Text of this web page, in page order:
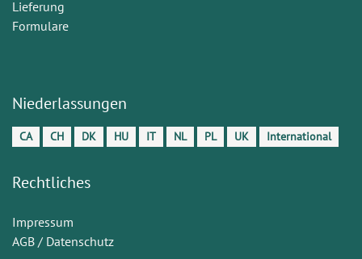
Lieferung
Formulare
Niederlassungen
CA CH DK HU IT NL PL UK International
Rechtliches
Impressum
AGB / Datenschutz